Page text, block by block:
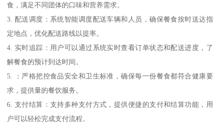
食，满足不同团体的口味和营养需求。
3. 配送调度：系统智能调度配送车辆和人员，确保餐食按时送达指
定地点，优化配送路线以提率。
4. 实时追踪：用户可以通过系统实时查看订单状态和配送进度，了
解餐食的预计到达时间。
5. ：严格把控食品安全和卫生标准，确保每一份餐食都符合健康要
求，提供量的餐饮服务。
6. 支付结算：支持多种支付方式，提供便捷的支付和结算功能，用
户可以轻松完成支付流程。